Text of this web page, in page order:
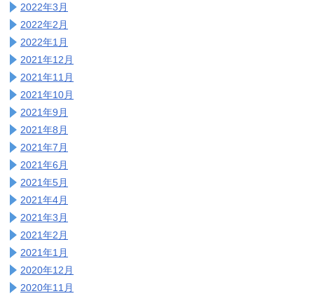
2022年3月
2022年2月
2022年1月
2021年12月
2021年11月
2021年10月
2021年9月
2021年8月
2021年7月
2021年6月
2021年5月
2021年4月
2021年3月
2021年2月
2021年1月
2020年12月
2020年11月